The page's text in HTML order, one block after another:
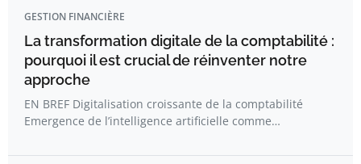
GESTION FINANCIÈRE
La transformation digitale de la comptabilité :
pourquoi il est crucial de réinventer notre
approche
EN BREF Digitalisation croissante de la comptabilité
Emergence de l’intelligence artificielle comme…